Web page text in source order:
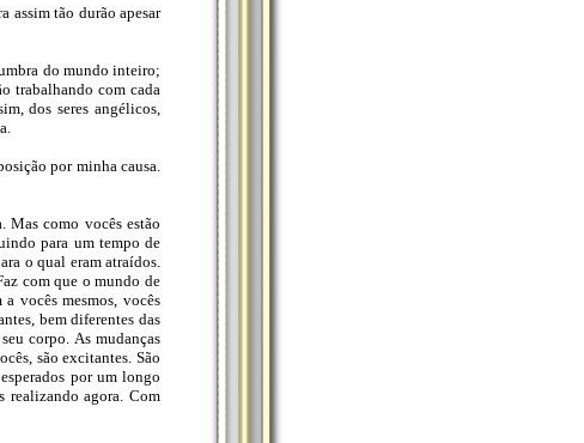
assim tão durão apesar
do mundo inteiro;
trabalhando com cada
dos seres angélicos,
por minha causa.
Mas como vocês estão
para um tempo de
o qual eram atraídos.
com que o mundo de
vocês mesmos, vocês
bem diferentes das
corpo. As mudanças
são excitantes. São
por um longo
realizando agora. Com